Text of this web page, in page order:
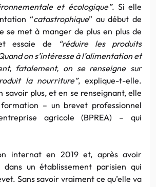
et écologique”. Si elle
“catastrophique” au début de
se met à manger de plus en plus de
essaie de “réduire les produits
on s’intéresse à l’alimentation et
fatalement, on se renseigne sur
la nourriture”, explique-t-elle.
savoir plus, et en se renseignant, elle
– un brevet professionnel
agricole (BPREA) – qui
internat en 2019 et, après avoir
dans un établissement parisien qui
Sans savoir vraiment ce qu’elle va